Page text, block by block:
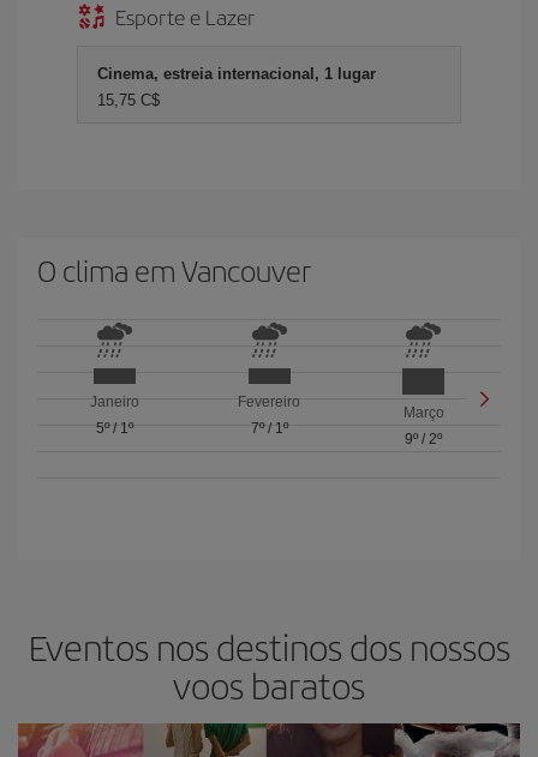
Esporte e Lazer
Cinema, estreia internacional, 1 lugar
15,75 C$
O clima em Vancouver
Janeiro
5º/ 1º
Fevereiro
7º/ 1º
Março
9º /2º
Eventos nos destinos dos nossos
voos baratos